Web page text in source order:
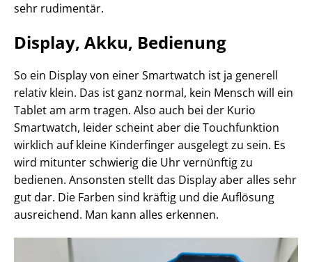
sehr rudimentär.
Display, Akku, Bedienung
So ein Display von einer Smartwatch ist ja generell
relativ klein. Das ist ganz normal, kein Mensch will ein
Tablet am arm tragen. Also auch bei der Kurio
Smartwatch, leider scheint aber die Touchfunktion
wirklich auf kleine Kinderfinger ausgelegt zu sein. Es
wird mitunter schwierig die Uhr vernünftig zu
bedienen. Ansonsten stellt das Display aber alles sehr
gut dar. Die Farben sind kräftig und die Auflösung
ausreichend. Man kann alles erkennen.